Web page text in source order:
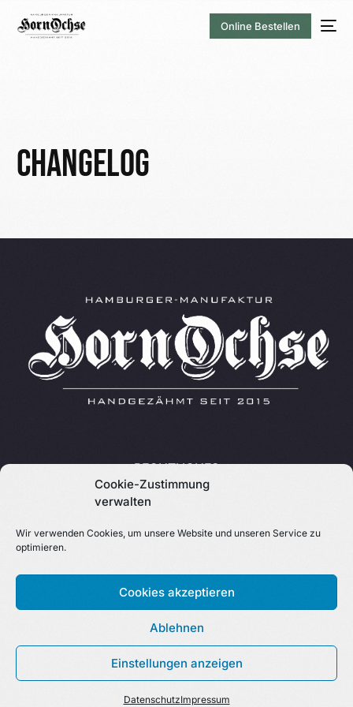
Cookie-Zustimmung
verwalten
Wir verwenden Cookies, um unsere Website und unseren Service zu
optimieren.
Cookies akzeptieren
Ablehnen
Einstellungen anzeigen
DatenschutzImpressum
Online Bestellen
Changelog
RECHTLICHES
STARTSEITE
KONTAKT
DATENSCHUTZ
Handmade Burgers Since 2015
Online Bestellen